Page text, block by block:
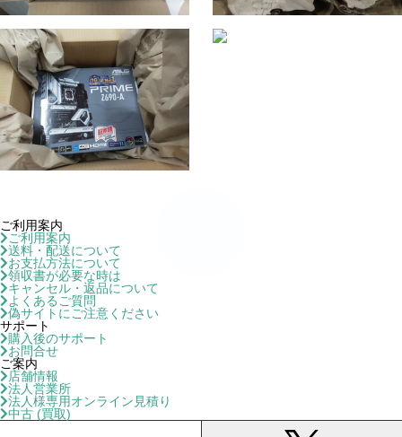
ご利用案内
ご利用案内
送料・配送について
お支払方法について
領収書が必要な時は
キャンセル・返品について
よくあるご質問
偽サイトにご注意ください
サポート
購入後のサポート
お問合せ
ご案内
店舗情報
法人営業所
法人様専用オンライン見積り
中古 (買取)